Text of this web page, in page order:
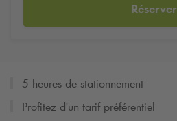
Réserver
5 heures de stationnement
Profitez d'un tarif préférentiel